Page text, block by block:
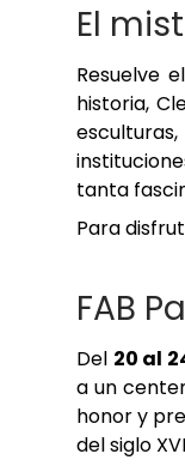
El
Resuelve
historia,
tanta
Para
FAB
Del 20 al
a un
honor y
del siglo